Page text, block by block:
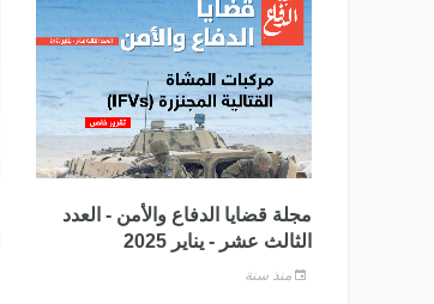
مجلة قضايا الدفاع والأمن - العدد
الثالث عشر - يناير 2025
منذ سنة